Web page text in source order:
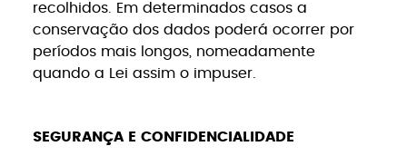
recolhidos. Em determinados casos a
conservação dos dados poderá ocorrer por
períodos mais longos, nomeadamente
quando a Lei assim o impuser.
SEGURANÇA E CONFIDENCIALIDADE